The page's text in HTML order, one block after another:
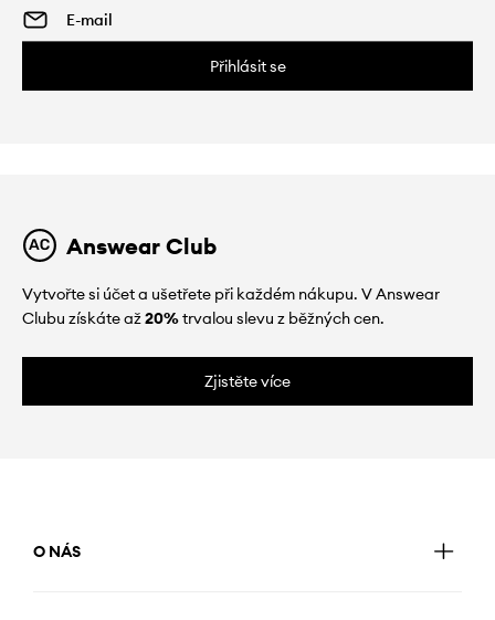
Přihlásit se
Answear Club
Vytvořte si účet a ušetřete při každém nákupu. V Answear
Clubu získáte až20%trvalou slevu z běžných cen.
Zjistěte více
O NÁS